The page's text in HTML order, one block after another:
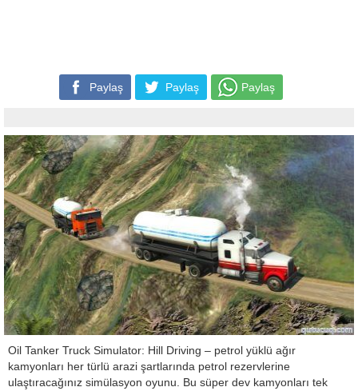
Paylaş Paylaş Paylaş
Oil Tanker Truck Simulator: Hill Driving – petrol yüklü ağır
kamyonları her türlü arazi şartlarında petrol rezervlerine
ulaştıracağınız simülasyon oyunu. Bu süper dev kamyonları tek